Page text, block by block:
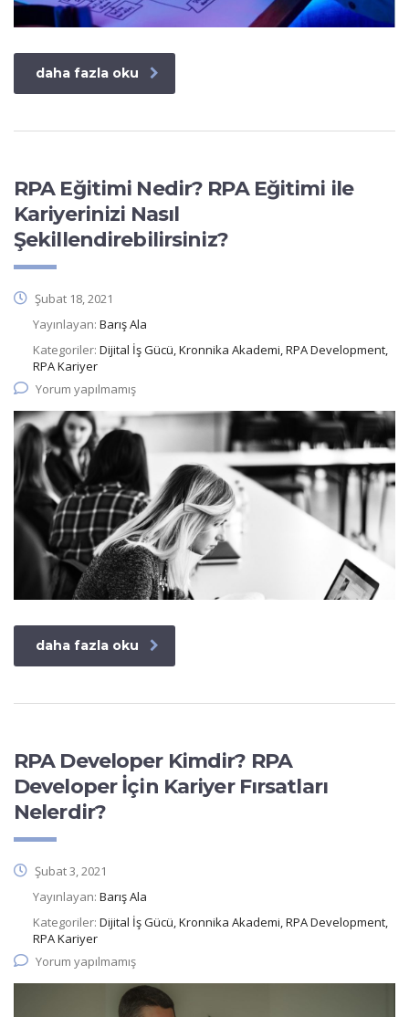
daha fazla oku
RPA Eğitimi Nedir? RPA Eğitimi ile
Kariyerinizi Nasıl
Şekillendirebilirsiniz?
Şubat 18, 2021
Yayınlayan: Barış Ala
Kategoriler: Dijital İş Gücü, Kronnika Akademi, RPA Development,
RPA Kariyer
Yorum yapılmamış
daha fazla oku
RPA Developer Kimdir? RPA
Developer İçin Kariyer Fırsatları
Nelerdir?
Şubat 3, 2021
Yayınlayan: Barış Ala
Kategoriler: Dijital İş Gücü, Kronnika Akademi, RPA Development,
RPA Kariyer
Yorum yapılmamış